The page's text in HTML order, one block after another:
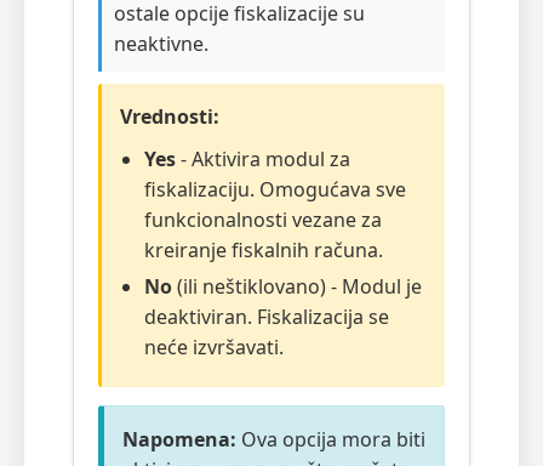
ostale opcije fiskalizacije su
neaktivne.
Vrednosti:
Yes- Aktivira modul za
fiskalizaciju. Omogućava sve
funkcionalnosti vezane za
kreiranje fiskalnih računa.
No(ili neštiklovano) - Modul je
deaktiviran. Fiskalizacija se
neće izvršavati.
Napomena: Ova opcija mora biti